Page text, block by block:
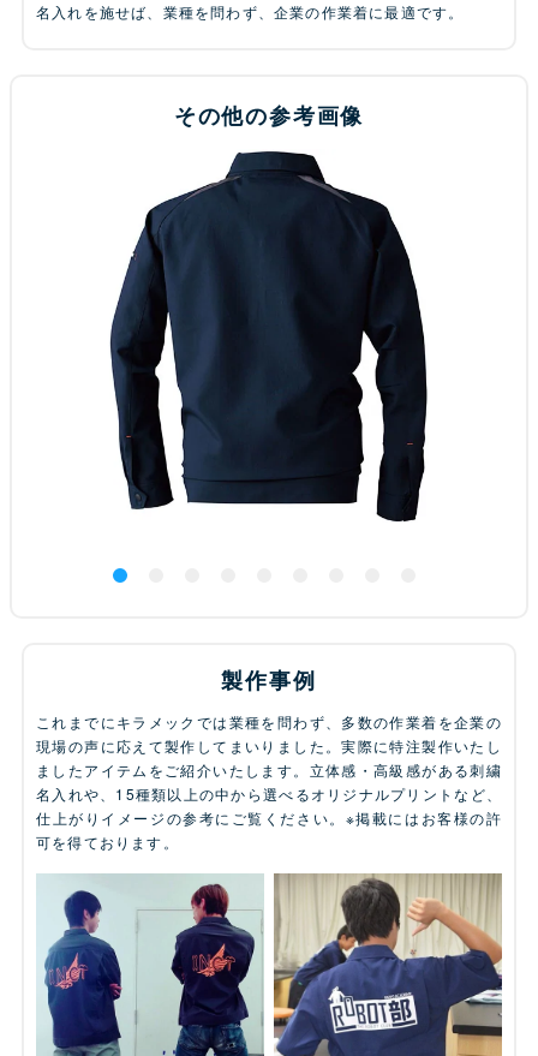
名入れを施せば、業種を問わず、企業の作業着に最適です。
その他の参考画像
製作事例
これまでにキラメックでは業種を問わず、多数の作業着を企業の
現場の声に応えて製作してまいりました。実際に特注製作いたし
ましたアイテムをご紹介いたします。立体感・高級感がある刺繍
名入れや、15種類以上の中から選べるオリジナルプリントなど、
仕上がりイメージの参考にご覧ください。※掲載にはお客様の許
可を得ております。